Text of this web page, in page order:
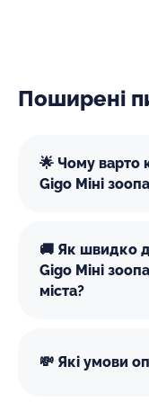
Поширені
🌟 Чому варто
Gigo Міні
🚚 Як швидко
Gigo Міні
міста?
💸 Які умови